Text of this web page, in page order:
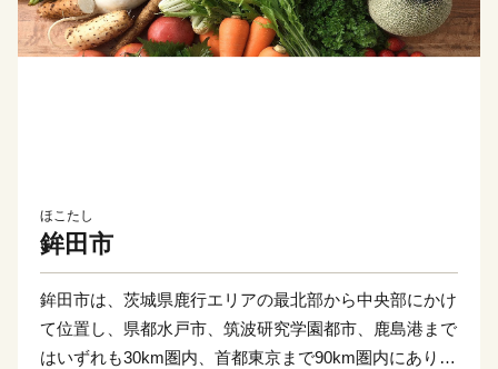
ほこたし
鉾田市
鉾田市は、茨城県鹿行エリアの最北部から中央部にかけ
て位置し、県都水戸市、筑波研究学園都市、鹿島港まで
はいずれも30km圏内、首都東京まで90km圏内にありま